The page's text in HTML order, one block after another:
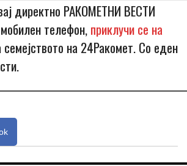
директно РАКОМЕТНИ ВЕСТИ
телефон,приклучи се на
семејството на 24Ракомет. Со еден